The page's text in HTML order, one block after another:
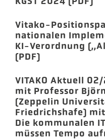
Vitako-
nationalen
KI-Verordnung
(PDF)
VITAKO Aktuell
mit Professor
(Zeppelin
Friedrichshafe)
Die kommunalen
müssen Tempo